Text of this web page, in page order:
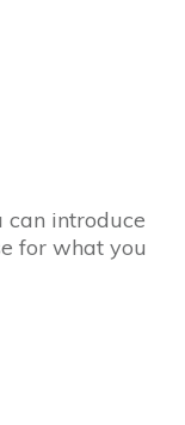
can introduce
for what you